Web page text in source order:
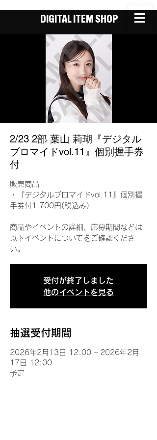
DIGITAL ITEM SHOP
2/23 2部 葉山 莉瑚『デジタル
ブロマイドvol.11』個別握手券
付
販売商品
・『デジタルブロマイドvol.11』個別握
手券付1,700円(税込み)
商品やイベントの詳細、応募期間などは
以下イベントについてをご確認くださ
い。
受付が終了しました
他のイベントを見る
抽選受付期間
2026年2月13日 12:00 – 2026年2月
17日 12:00
予定